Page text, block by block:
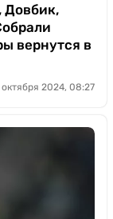
Довбик,
вернутся в
октября 2024, 08:27